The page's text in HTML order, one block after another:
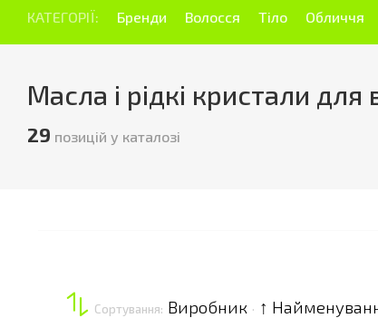
КАТЕГОРІЇ: Бренди Волосся Тіло Обличчя
Масла і рідкі кристали для
29 позицій у каталозі
Сортування: Виробник · ↑